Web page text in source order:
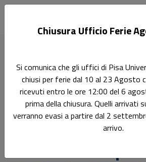
Lineamenti di storia ed istituzioni dei
coloniale
Ricerca
Lineamenti di
Chiusura Ufficio Ferie
Si comunica che gli uffici di Pisa
chiusi per ferie dal 10 al 23 Agosto
ricevuti entro le ore 12:00 del 6
prima della chiusura. Quelli arrivati
verranno evasi a partire dal 2
arrivo.